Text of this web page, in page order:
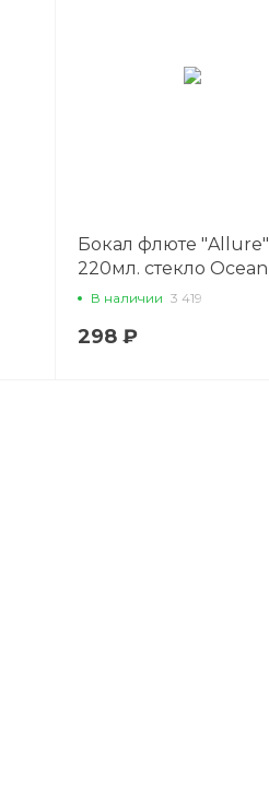
Бокал флюте "Allure"
220мл. стекло Ocean
В наличии 3 419
298 ₽